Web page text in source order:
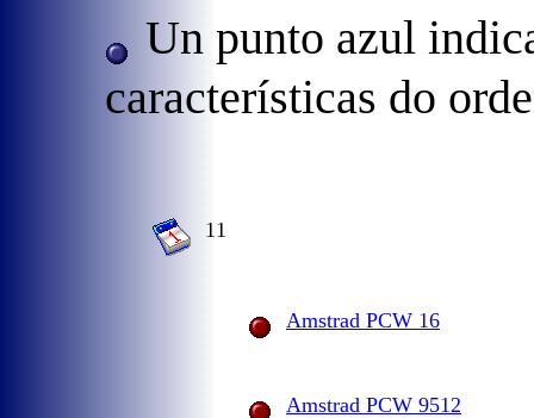
Un punto azul
características do
11
Amstrad PCW 16
Amstrad PCW 9512